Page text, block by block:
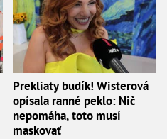
Prekliaty budík! Wisterová
opísala ranné peklo: Nič
nepomáha, toto musí
maskovať